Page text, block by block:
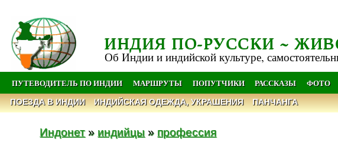
ИНДИЯ ПО-РУССКИ ~
Об Индии и индийской культуре,
ПУТЕВОДИТЕЛЬ ПО ИНДИИ МАРШРУТЫ ПОПУТЧИКИ РАССКАЗЫ ФОТО
ПОЕЗДА В ИНДИИ ИНДИЙСКАЯ ОДЕЖДА, УКРАШЕНИЯ ПАНЧАНГА
Индонет» индийцы » профессия